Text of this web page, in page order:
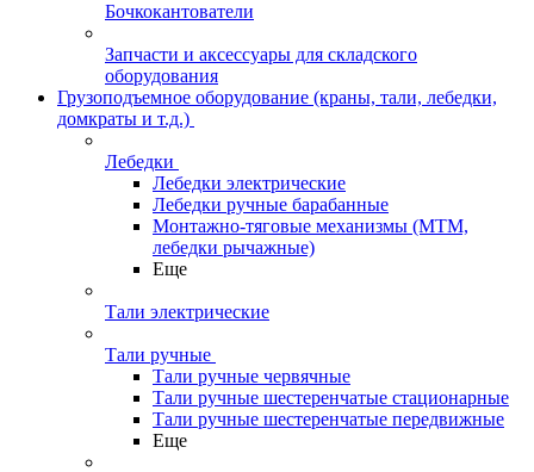
Бочкокантователи
Запчасти и аксессуары для складского
оборудования
Грузоподъемное оборудование (краны, тали, лебедки,
домкраты и т.д.)
Лебедки
Лебедки электрические
Лебедки ручные барабанные
Монтажно-тяговые механизмы (МТМ,
лебедки рычажные)
Еще
Тали электрические
Тали ручные
Тали ручные червячные
Тали ручные шестеренчатые стационарные
Тали ручные шестеренчатые передвижные
Еще